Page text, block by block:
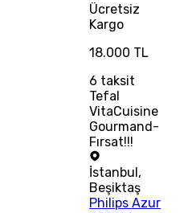
Ücretsiz
Kargo
18.000 TL
6 taksit
Tefal
VitaCuisine
Gourmand-
Fırsat!!!
İstanbul,
Beşiktaş
Philips Azur